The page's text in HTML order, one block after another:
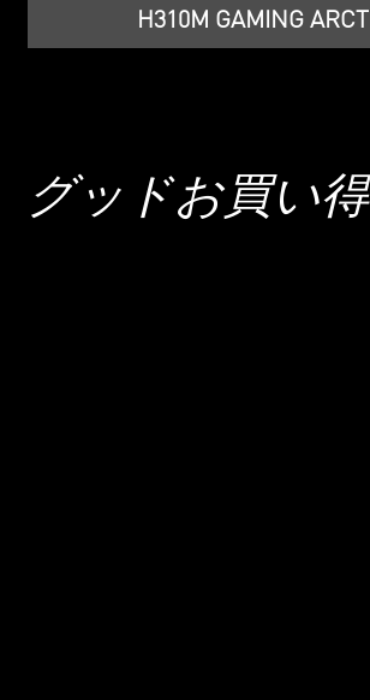
H310M GAMING
グッドお買い